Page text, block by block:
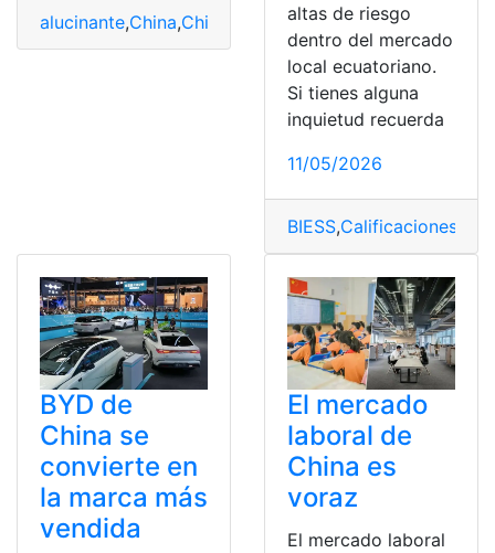
alucinante,China,Chinos Claude,Mercado,Negro
altas de riesgo
dentro del mercado
local ecuatoriano.
Si tienes alguna
inquietud recuerda
11/05/2026
BIESS,Calificaciones
BYD de
China se
convierte en
la marca más
vendida
El mercado
laboral de
China es
voraz
El mercado laboral